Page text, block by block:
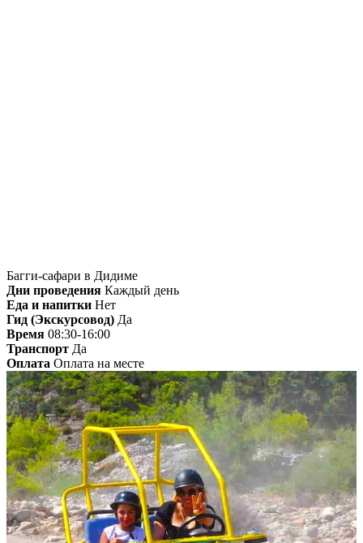
Багги-сафари в Дидиме
Дни проведения Каждый день
Еда и напитки Нет
Гид (Экскурсовод) Да
Время 08:30-16:00
Транспорт Да
Оплата Оплата на месте